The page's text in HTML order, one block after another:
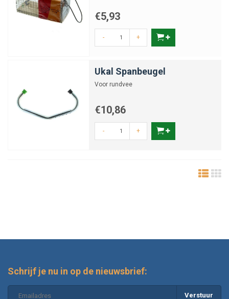
€5,93
- +
Ukal Spanbeugel
Voor rundvee
€10,86
- +
Schrijf je nu in op de nieuwsbrief:
Verstuur